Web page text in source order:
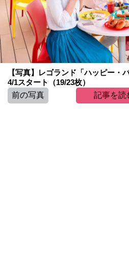
【写真】レゴランド「ハッピー・
4/1スタート（19/23枚）
前の写真
記事を読